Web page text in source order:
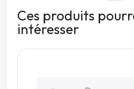
Ces produits
intéresser